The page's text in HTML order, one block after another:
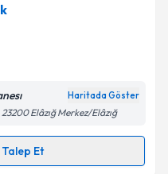
talebi oluşturun.
için bir takvim
ilişkin
verilerimin belirtilen
Haritada Göster
Elâzığ Merkez/Elâzığ
Et